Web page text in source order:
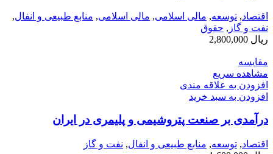
اقتصاد, توسعه, مالی اسلامی, مالی اسلامی, منابع طبیعی و انفال,
نفت و گاز , حقوق
ریال
مقایسه
مشاهده سریع
افزودن به علاقه مندی
افزودن به سبد خرید
درآمدی بر صنعت پتروشیمی و پلیمری در ایران
اقتصاد, توسعه, منابع طبیعی و انفال, نفت و گاز